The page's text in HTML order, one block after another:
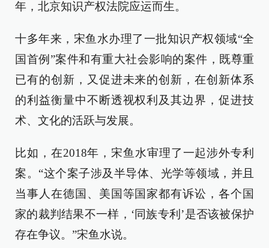
年，北京知识产权法院应运而生。
十多年来，宋鱼水办理了一批知识产权领域“全
国首例”案件和有重大社会影响的案件，既尊重
已有的创新，又促进未来的创新，在创新体系
的利益衡量中不断透视权利及其边界，促进技
术、文化的活跃与发展。
比如，在2018年，宋鱼水审理了一起涉外专利
案。“这个案子涉及半导体、光学等领域，并且
当事人在德国、美国等国家都有诉讼，各个国
家的裁判结果不一样，‘同族专利’是否该被保护
存在争议。”宋鱼水说。